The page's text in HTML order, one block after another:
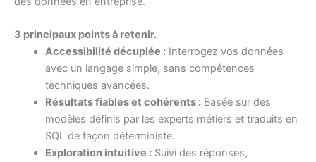
3 principaux points à retenir.
Accessibilité décuplée :Interrogez vos données
avec un langage simple, sans compétences
techniques avancées.
Résultats fiables et cohérents :Basée sur des
modèles définis par les experts métiers et traduits en
SQL de façon déterministe.
Exploration intuitive :Suivi des réponses,